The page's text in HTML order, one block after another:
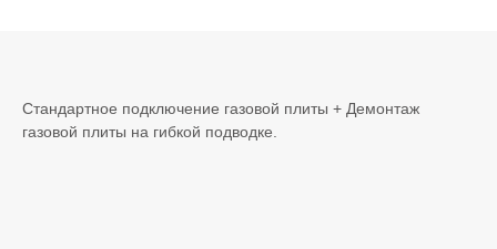
Стандартное подключение газовой плиты + Демонтаж
газовой плиты на гибкой подводке.